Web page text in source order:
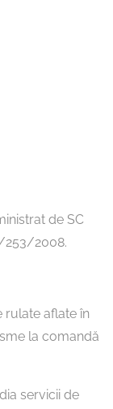
de SC
253/2008.
rulate aflate în
la comandă
servicii de